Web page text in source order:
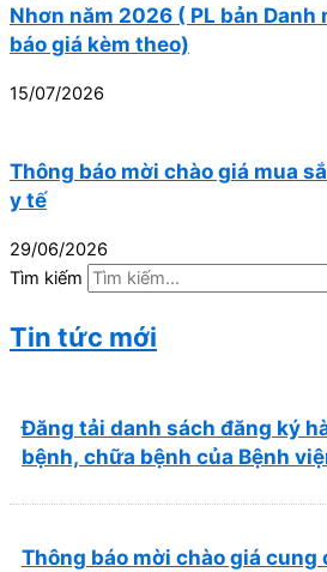
Nhơn năm 2026 ( PL bản Danh
báo giá kèm theo)
15/07/2026
Thông báo mời chào giá mua
y tế
29/06/2026
Tìm kiếm
Tin tức mới
Đăng tải danh sách đăng ký
bệnh, chữa bệnh của Bệnh
Thông báo mời chào giá